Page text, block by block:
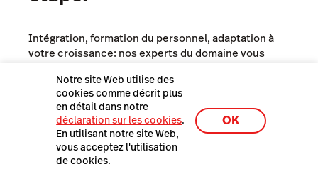
Intégration, formation du personnel, adaptation à
votre croissance: nos experts du domaine vous
Chargés de comptes et spécialistes produits de
confiance
Vous pouvez compter sur un soutien rapide et
Notre site Web utilise des
cookies comme décrit plus
en détail dans notre
déclaration sur les cookies.
En utilisant notre site Web,
vous acceptez l'utilisation
de cookies.
OK